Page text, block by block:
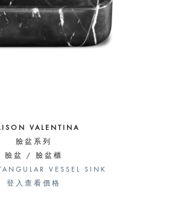
VALENTINA
臉盆系列
臉盆 / 臉盆櫃
VESSEL SINK
登入查看價格